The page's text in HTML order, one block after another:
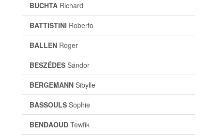
BUCHTA Richard
BATTISTINI Roberto
BALLEN Roger
BESZÉDES Sándor
BERGEMANN Sibylle
BASSOULS Sophie
BENDAOUD Tewfik